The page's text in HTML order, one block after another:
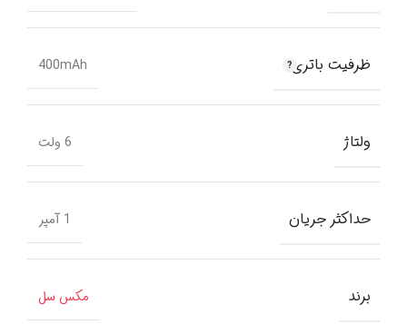
ظرفیت باتری 400mAh
ولتاژ 6 ولت
حداکثر جریان 1 آمپر
برند مکس سل